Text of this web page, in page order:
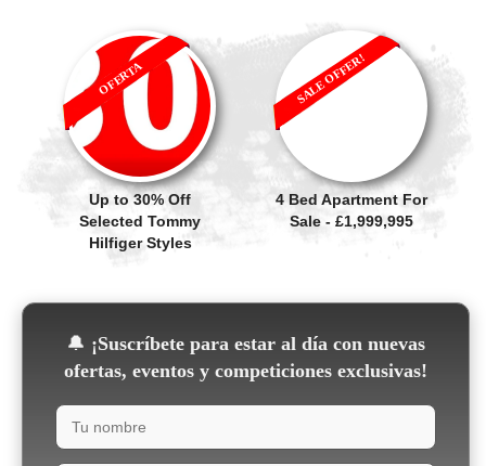
Up to 30% Off
Selected Tommy
Hilfiger Styles
OFERTA
4 Bed Apartment For
Sale - £1,999,995
SALE OFFER!
🔔 ¡Suscríbete para estar al día con nuevas
ofertas, eventos y competiciones exclusivas!